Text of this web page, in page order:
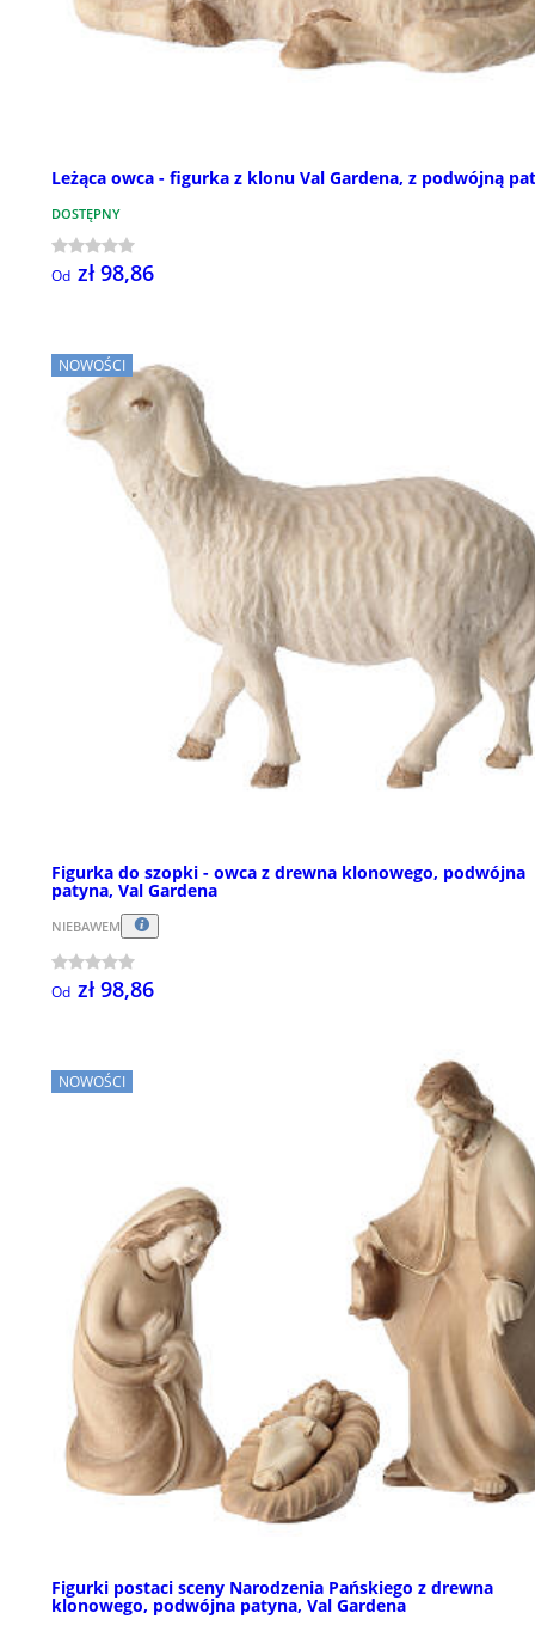
Leżąca owca - figurka z klonu Val Gardena, z podwójną
DOSTĘPNY
Od zł 98,86
NOWOŚCI
Figurka do szopki - owca z drewna klonowego, podwójna
patyna, Val Gardena
NIEBAWEM
Od zł 98,86
NOWOŚCI
Figurki postaci sceny Narodzenia Pańskiego z drewna
klonowego, podwójna patyna, Val Gardena